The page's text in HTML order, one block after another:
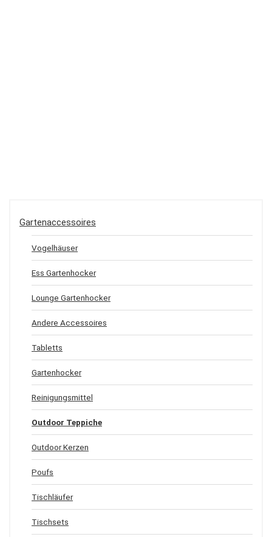
Gartenaccessoires
Vogelhäuser
Ess Gartenhocker
Lounge Gartenhocker
Andere Accessoires
Tabletts
Gartenhocker
Reinigungsmittel
Outdoor Teppiche
Outdoor Kerzen
Poufs
Tischläufer
Tischsets